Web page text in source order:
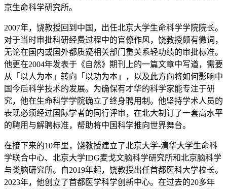
京生命科学研究所。
2007年，饶教授回到中国，出任北京大学生命科学学院院长。
对于当时审批科研经费过程中的官僚作风，饶教授颇有微词，
无论在国内或国外都质疑相关部门重关系轻功绩的审批标准。
他更在2004年发表于《自然》期刊上的一篇文章中写道，需要
从「以人为本」转向「以功为本」，以及此方向将如何影响中
国今后科学技术的发展。为确保有才华的科学家能专注于研
究，他在生命科学学院确立了终身聘用制。他坚持学术人员的
表现必须经过国际学者的同行评审，在北大制订了一套高水平
的聘用与解聘标准，帮助将中国科学推向世界舞台。
在接下来的10年里，饶教授建立了北京大学-清华大学生命科
学联合中心、北京大学IDG麦戈文脑科学研究所和北京脑科学
与类脑研究所。自2019年起，饶教授出任首都医科大学校长。
2023年，他创立了首都医学科学创新中心。在过去的20多年